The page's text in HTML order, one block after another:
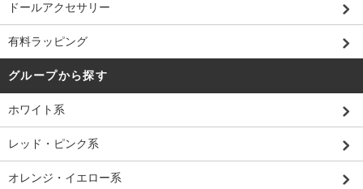
ドールアクセサリー
有料ラッピング
グループから探す
ホワイト系
レッド・ピンク系
オレンジ・イエロー系